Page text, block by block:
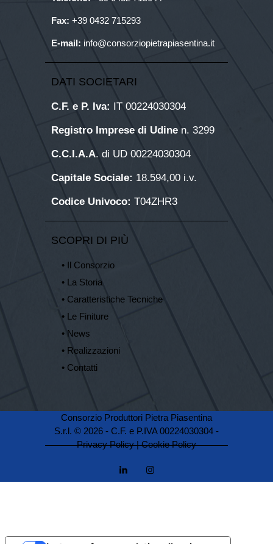
Fax: +39 0432 715293
E-mail: info@consorziopietrapiasentina.it
DATI SOCIETARI
C.F. e P. Iva: IT 00224030304
Registro Imprese di Udine n. 3299
C.C.I.A.A. di UD 00224030304
Capitale Sociale: 18.594,00 i.v.
Codice Univoco: T04ZHR3
SCOPRI DI PIÙ
• Il Consorzio
• La Storia
• Caratteristiche Tecniche
• Le Finiture
• News
• Realizzazioni
• Contatti
Consorzio Produttori Pietra Piasentina
S.r.l. © 2026 - C.F. e P.IVA 00224030304 -
Privacy Policy|Cookie Policy
linkedininstagramm